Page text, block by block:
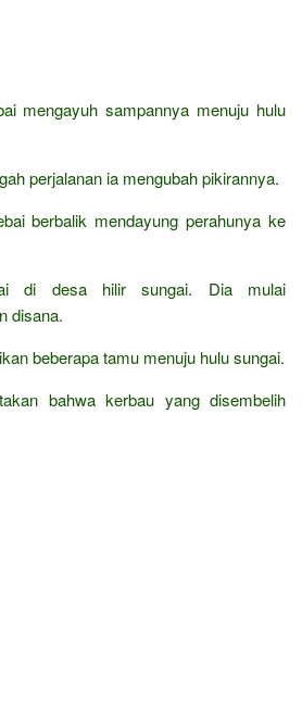
mengayuh sampannya menuju hulu
perjalanan ia mengubah pikirannya.
berbalik mendayung perahunya ke
di desa hilir sungai. Dia mulai
disana.
beberapa tamu menuju hulu sungai.
bahwa kerbau yang disembelih